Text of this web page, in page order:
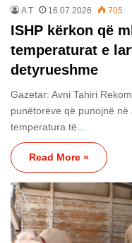
A T 16.07.2026 705
ISHP kërkon që
temperaturat e
detyrueshme
Gazetar: Avni Tahiri
punëtorëve që punojnë
temperatura të…
Read More »